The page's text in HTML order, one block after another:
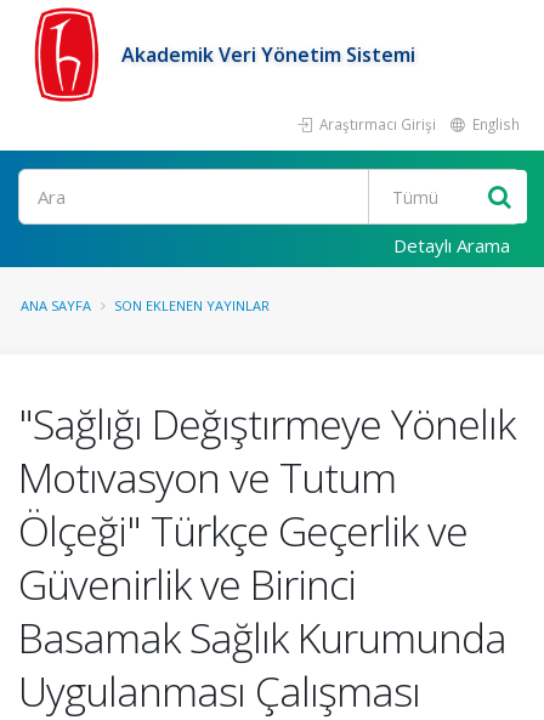
Akademik Veri Yönetim Sistemi
Araştırmacı Girişi English
Ara
Detaylı Arama
ANA SAYFA SON EKLENEN YAYINLAR
"Sağlığı Değıştırmeye Yönelık
Motıvasyon ve Tutum
Ölçeği" Türkçe Geçerlik ve
Güvenirlik ve Birinci
Basamak Sağlık Kurumunda
Uygulanması Çalışması